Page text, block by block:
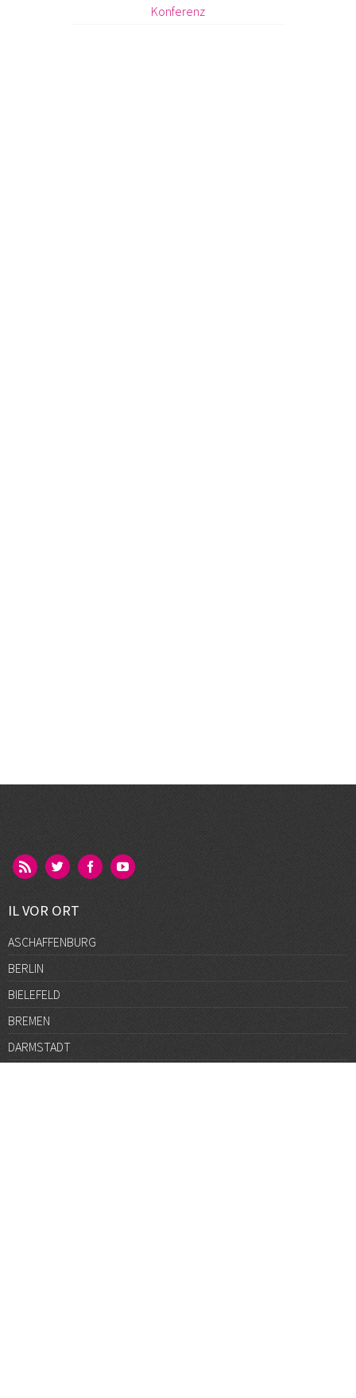
Konferenz
IL VOR ORT
ASCHAFFENBURG
BERLIN
BIELEFELD
BREMEN
DARMSTADT